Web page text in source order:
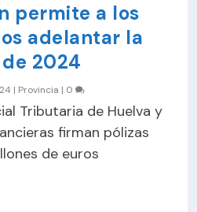
permite a los
adelantar la
2024
| Provincia | 0
Tributaria de Huelva y
firman pólizas
de euros